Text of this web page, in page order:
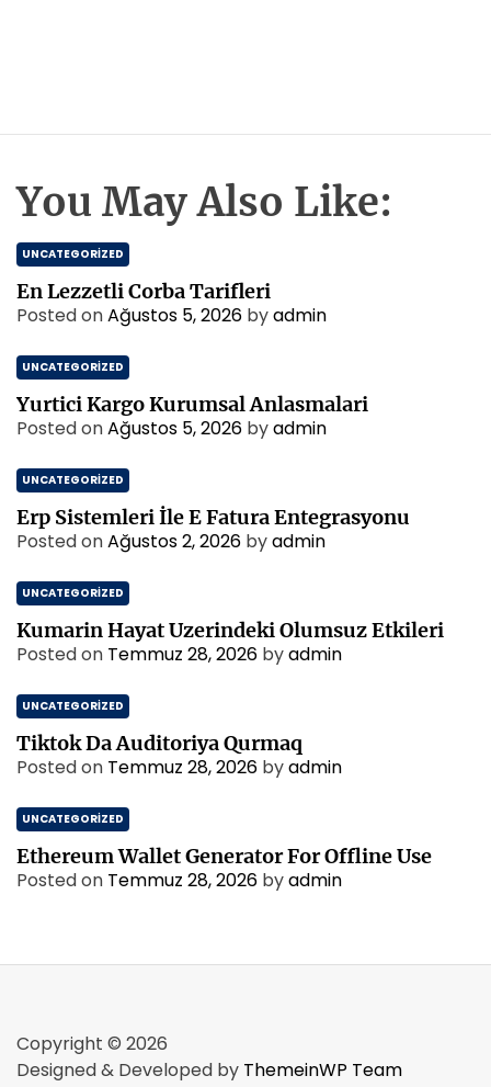
You May Also Like:
UNCATEGORIZED
En Lezzetli Corba Tarifleri
Posted onAğustos 5, 2026 byadmin
UNCATEGORIZED
Yurtici Kargo Kurumsal Anlasmalari
Posted onAğustos 5, 2026 byadmin
UNCATEGORIZED
Erp Sistemleri İle E Fatura Entegrasyonu
Posted onAğustos 2, 2026 byadmin
UNCATEGORIZED
Kumarin Hayat Uzerindeki Olumsuz Etkileri
Posted on Temmuz 28, 2026 byadmin
UNCATEGORIZED
Tiktok Da Auditoriya Qurmaq
Posted on Temmuz 28, 2026 byadmin
UNCATEGORIZED
Ethereum Wallet Generator For Offline Use
Posted on Temmuz 28, 2026 byadmin
Copyright © 2026
Designed & Developed by ThemeinWP Team